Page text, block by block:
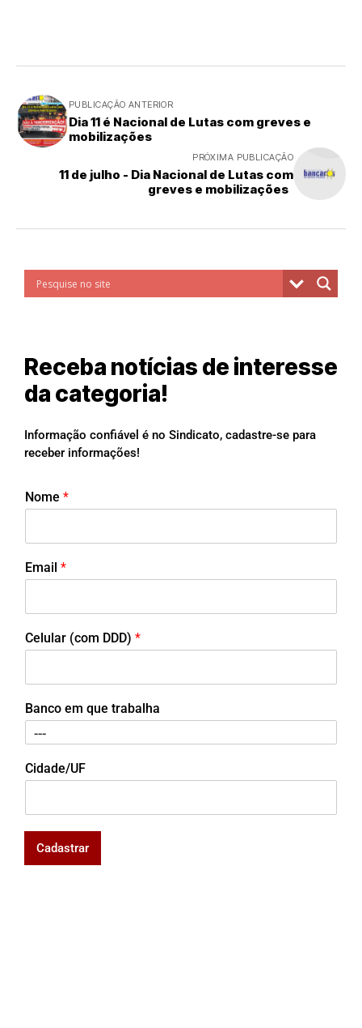
PUBLICAÇÃO ANTERIOR
Dia 11 é Nacional de Lutas com greves e
mobilizações
PRÓXIMA PUBLICAÇÃO
11 de julho - Dia Nacional de Lutas com
greves e mobilizações
Receba notícias de interesse
da categoria!
Informação confiável é no Sindicato, cadastre-se para
receber informações!
Nome *
Email *
Celular (com DDD) *
Banco em que trabalha
Cidade/UF
Cadastrar